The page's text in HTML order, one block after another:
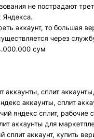
не пострадают
Яндекса.
аккаунт, то большая
через
сум
аккаунты, сплит
аккаунты, сплит
яндекс сплит, рабочие
аккаунты для
сплит аккаунт, купить